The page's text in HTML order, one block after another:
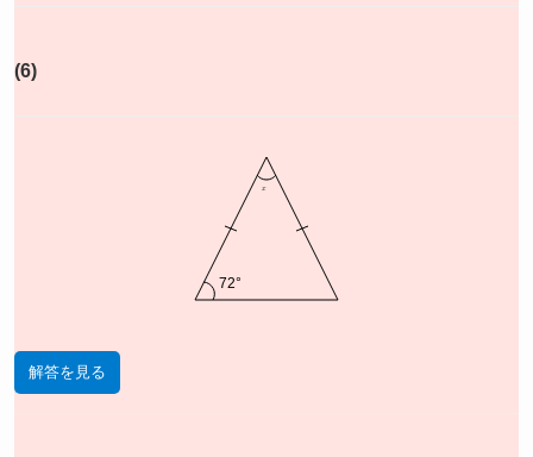
(6)
72°
x
解答を見る